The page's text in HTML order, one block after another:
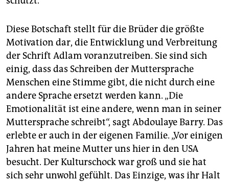
Diese Botschaft stellt für die Brüder die größte
Motivation dar, die Entwicklung und Verbreitung
der Schrift Adlam voranzutreiben. Sie sind sich
einig, dass das Schrei­ben der Muttersprache
Menschen eine Stimme gibt, die nicht durch eine
andere Sprache ersetzt werden kann. „Die
Emotionalität ist eine andere, wenn man in seiner
Muttersprache schreibt“, sagt Abdoulaye Barry. Das
erlebte er auch in der eigenen Familie. „Vor einigen
Jahren hat meine Mutter uns hier in den USA
besucht. Der Kulturschock war groß und sie hat
sich sehr unwohl gefühlt. Das Einzige, was ihr Halt